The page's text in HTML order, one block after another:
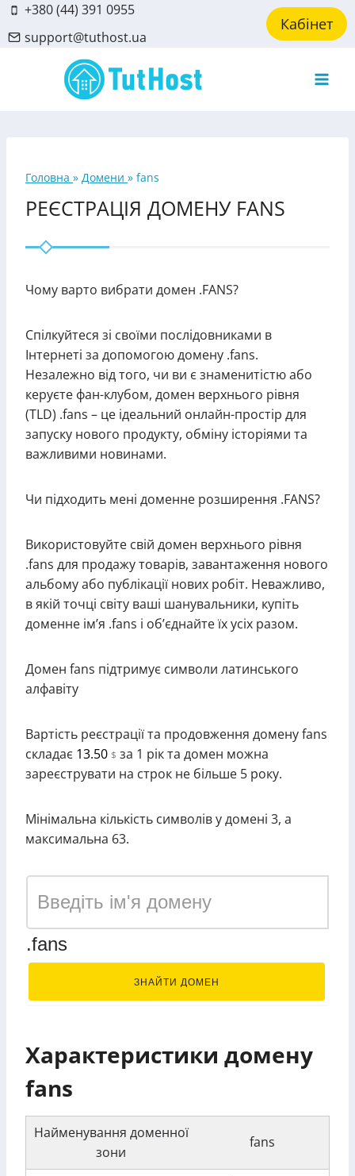
Skip
to
content
+380 (44) 391 0955
support@tuthost.ua
Кабінет
Головна » Домени » fans
РЕЄСТРАЦІЯ ДОМЕНУ FANS
Чому варто вибрати домен .FANS?
Спілкуйтеся зі своїми послідовниками в
Інтернеті за допомогою домену .fans.
Незалежно від того, чи ви є знаменитістю або
керуєте фан-клубом, домен верхнього рівня
(TLD) .fans – це ідеальний онлайн-простір для
запуску нового продукту, обміну історіями та
важливими новинами.
Чи підходить мені доменне розширення .FANS?
Використовуйте свій домен верхнього рівня
.fans для продажу товарів, завантаження нового
альбому або публікації нових робіт. Неважливо,
в якій точці світу ваші шанувальники, купіть
доменне ім’я .fans і об’єднайте їх усіх разом.
Домен fans підтримує символи латинського
алфавіту
Вартість реєстрації та продовження домену fans
складає 13.50 $ за 1 рік та домен можна
зареєструвати на строк не більше 5 року.
Мінімальна кількість символів у домені 3, а
максимальна 63.
.fans
ЗНАЙТИ ДОМЕН
Характеристики домену
fans
Найменування доменної
зони
fans